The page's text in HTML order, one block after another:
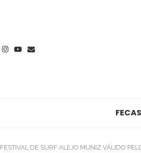
FESTIVAL DE SURF ALEJO MUNIZ VÁLIDO